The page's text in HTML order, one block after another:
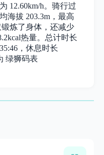
12.60km/h。骑行过
海拔 203.3m，最高
炼了身体，还减少
热量。总计时长
，休息时长
绿狮码表